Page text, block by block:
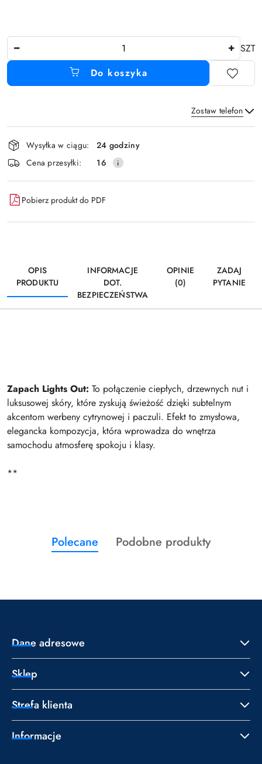
SZT
Do koszyka
Zostaw telefon
Wyślij
Dostępność
i
dostawa
Wysyłka w ciągu:
24 godziny
Cena przesyłki:
16
Pobierz produkt do PDF
OPIS
PRODUKTU
INFORMACJE
DOT.
BEZPIECZEŃSTWA
OPINIE
(0)
ZADAJ
PYTANIE
Zapach Lights Out: To połączenie ciepłych, drzewnych nut i
luksusowej skóry, które zyskują świeżość dzięki subtelnym
akcentom werbeny cytrynowej i paczuli. Efekt to zmysłowa,
elegancka kompozycja, która wprowadza do wnętrza
samochodu atmosferę spokoju i klasy.
**
Pomiń karuzelę produktów
Produkty
o
Polecane
Produkty
Podobne produkty
Dane adresowe
Sklep
Strefa klienta
Informacje